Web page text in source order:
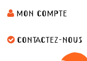
MON COMPTE
CONTACTEZ-NOUS